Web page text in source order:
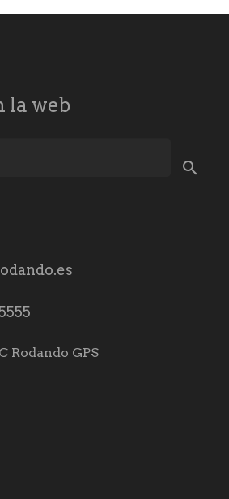
la web
Rodando GPS